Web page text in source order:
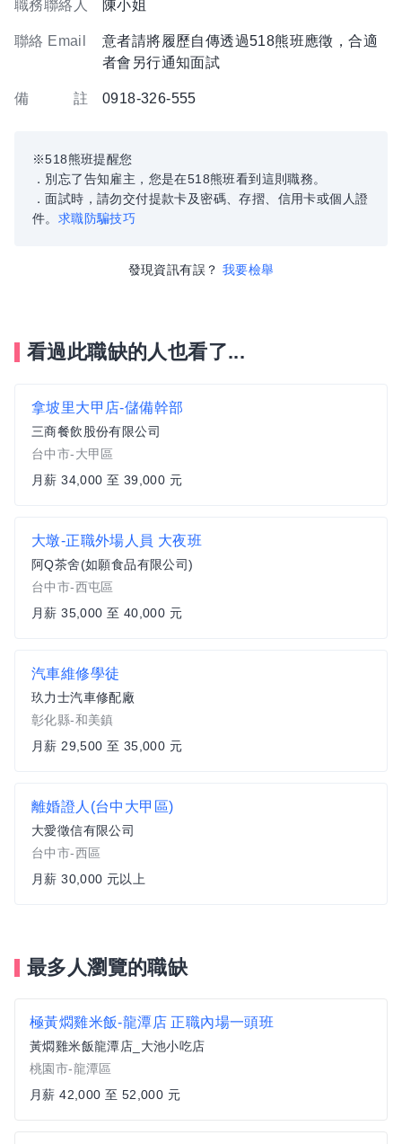
職務聯絡人 陳小姐
聯絡 Email
意者請將履歷自傳透過518熊班應徵，合適
者會另行通知面試
備 註 0918-326-555
※518熊班提醒您
．別忘了告知雇主，您是在518熊班看到這則職務。
．面試時，請勿交付提款卡及密碼、存摺、信用卡或個人證
件。 求職防騙技巧
發現資訊有誤？ 我要檢舉
看過此職缺的人也看了...
拿坡里大甲店-儲備幹部
三商餐飲股份有限公司
台中市-大甲區
月薪 34,000 至 39,000 元
大墩-正職外場人員 大夜班
阿Q茶舍(如願食品有限公司)
台中市-西屯區
月薪 35,000 至 40,000 元
汽車維修學徒
玖力士汽車修配廠
彰化縣-和美鎮
月薪 29,500 至 35,000 元
離婚證人(台中大甲區)
大愛徵信有限公司
台中市-西區
月薪 30,000 元以上
最多人瀏覽的職缺
極黃燜雞米飯-龍潭店 正職內場一頭班
黃燜雞米飯龍潭店_大池小吃店
桃園市-龍潭區
月薪 42,000 至 52,000 元